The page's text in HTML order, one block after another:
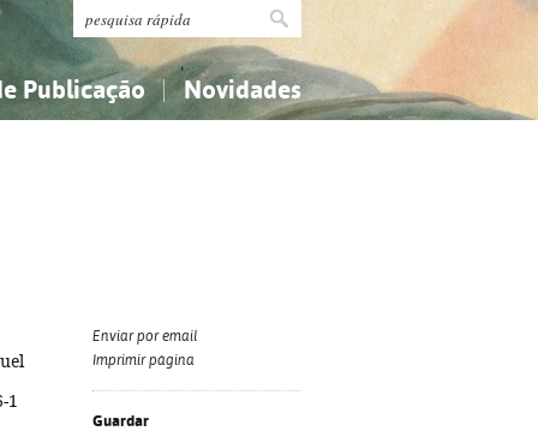
Publicação Novidades
1
Enviar por email
Imprimir página
Guardar